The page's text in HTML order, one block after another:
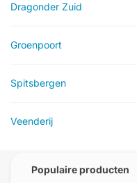
Dragonder Zuid
Groenpoort
Spitsbergen
Veenderij
Populaire producten